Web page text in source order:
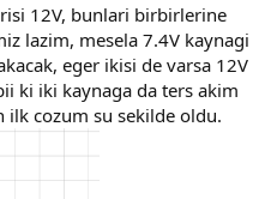
12V, bunlari birbirlerine
lazim, mesela 7.4V kaynagi
eger ikisi de varsa 12V
ki iki kaynaga da ters akim
ilk cozum su sekilde oldu.